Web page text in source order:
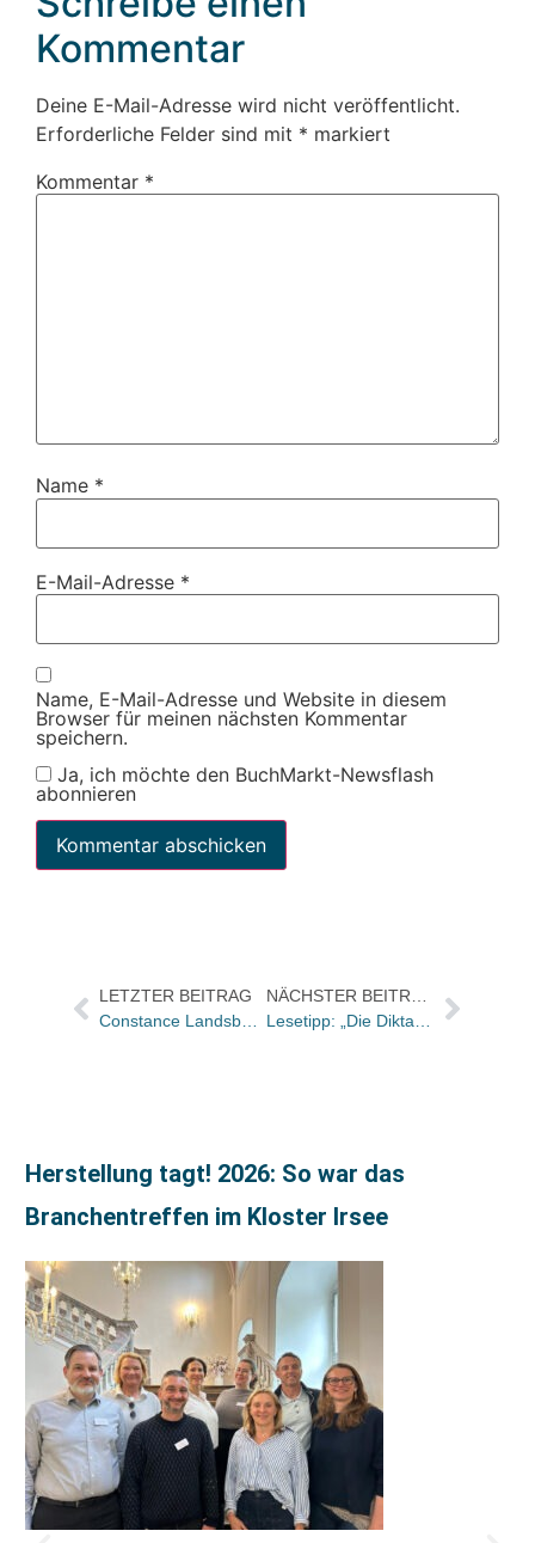
Kommentar
Deine E-Mail-Adresse wird nicht veröffentlicht.
Erforderliche Felder sind mit * markiert
Kommentar *
Name *
E-Mail-Adresse *
Name, E-Mail-Adresse und Website in diesem
Browser für meinen nächsten Kommentar
speichern.
Ja, ich möchte den BuchMarkt-Newsflash
abonnieren
LETZTER BEITRAG
Constance Landsberg über das Lesen per Flatrate
Herstellung tagt! 2026: So war das
Branchentreffen im Kloster Irsee